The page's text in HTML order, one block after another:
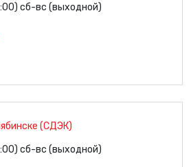
сб-вс (выходной)
(СДЭК)
сб-вс (выходной)